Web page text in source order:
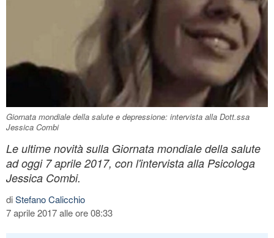
Giornata mondiale della salute e depressione: intervista alla Dott.ssa
Jessica Combi
Le ultime novità sulla Giornata mondiale della salute
ad oggi 7 aprile 2017, con l'intervista alla Psicologa
Jessica Combi.
diStefano Calicchio
7 aprile 2017 alle ore 08:33